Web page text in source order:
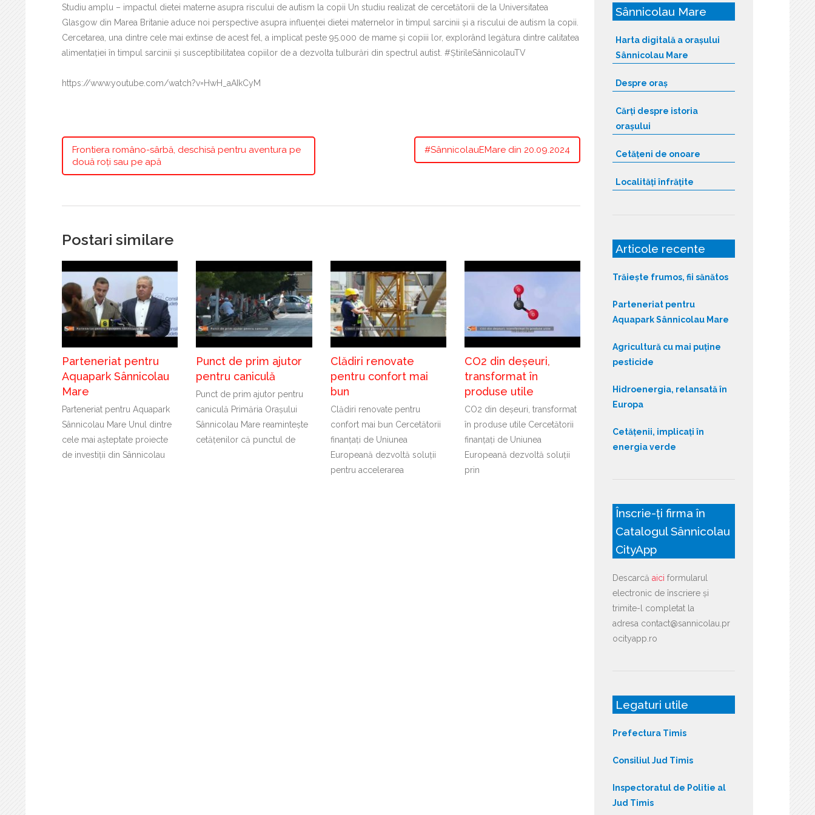
Studiu amplu – impactul dietei materne asupra riscului de autism la copii Un studiu realizat de cercetătorii de la Universitatea
Glasgow din Marea Britanie aduce noi perspective asupra influenței dietei maternelor în timpul sarcinii și a riscului de autism la copii.
Cercetarea, una dintre cele mai extinse de acest fel, a implicat peste 95.000 de mame și copiii lor, explorând legătura dintre calitatea
alimentației în timpul sarcinii și susceptibilitatea copiilor de a dezvolta tulburări din spectrul autist. #ȘtirileSânnicolauTV
https://www.youtube.com/watch?v=HwH_aAIkCyM
Frontiera româno-sârbă, deschisă pentru aventura pe
două roți sau pe apă
#SânnicolauEMare din 20.09.2024
Postari similare
Parteneriat pentru
Aquapark Sânnicolau
Mare
Parteneriat pentru Aquapark
Sânnicolau Mare Unul dintre
cele mai așteptate proiecte
de investiții din Sânnicolau
Punct de prim ajutor
pentru caniculă
Punct de prim ajutor pentru
caniculă Primăria Orașului
Sânnicolau Mare reamintește
cetățenilor că punctul de
Clădiri renovate
pentru confort mai
bun
Clădiri renovate pentru
confort mai bun Cercetătorii
finanțați de Uniunea
Europeană dezvoltă soluții
pentru accelerarea
CO2 din deșeuri,
transformat în
produse utile
CO2 din deșeuri, transformat
în produse utile Cercetătorii
finanțați de Uniunea
Europeană dezvoltă soluții
prin
Sânnicolau Mare
Harta digitală a orașului
Sânnicolau Mare
Despre oraș
Cărți despre istoria
orașului
Cetățeni de onoare
Localități înfrățite
Articole recente
Trăiește frumos, fii sănătos
Parteneriat pentru
Aquapark Sânnicolau Mare
Agricultură cu mai puține
pesticide
Hidroenergia, relansată în
Europa
Cetățenii, implicați în
energia verde
Înscrie-ți firma în
Catalogul Sânnicolau
CityApp
Descarcă aici formularul
electronic de înscriere și
trimite-l completat la
adresa contact@sannicolau.pr
ocityapp.ro
Legaturi utile
Prefectura Timis
Consiliul Jud Timis
Inspectoratul de Politie al
Jud Timis